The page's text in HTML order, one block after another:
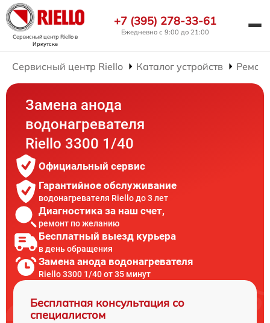
Сервисный центр Rielloв
Иркутске
+7 (395) 278-33-61
Ежедневно с 9:00 до 21:00
Сервисный центр Riello Каталог устройств
Замена анода
водонагревателя
Riello 3300 1/40
Официальный сервис
Гарантийное обслуживание
водонагревателя Riello до 3 лет
Диагностика за наш счет,
ремонт по желанию
Бесплатный выезд курьера
в день обращения
Замена анода водонагревателя
Riello 3300 1/40 от 35 минут
Бесплатная консультация со
специалистом